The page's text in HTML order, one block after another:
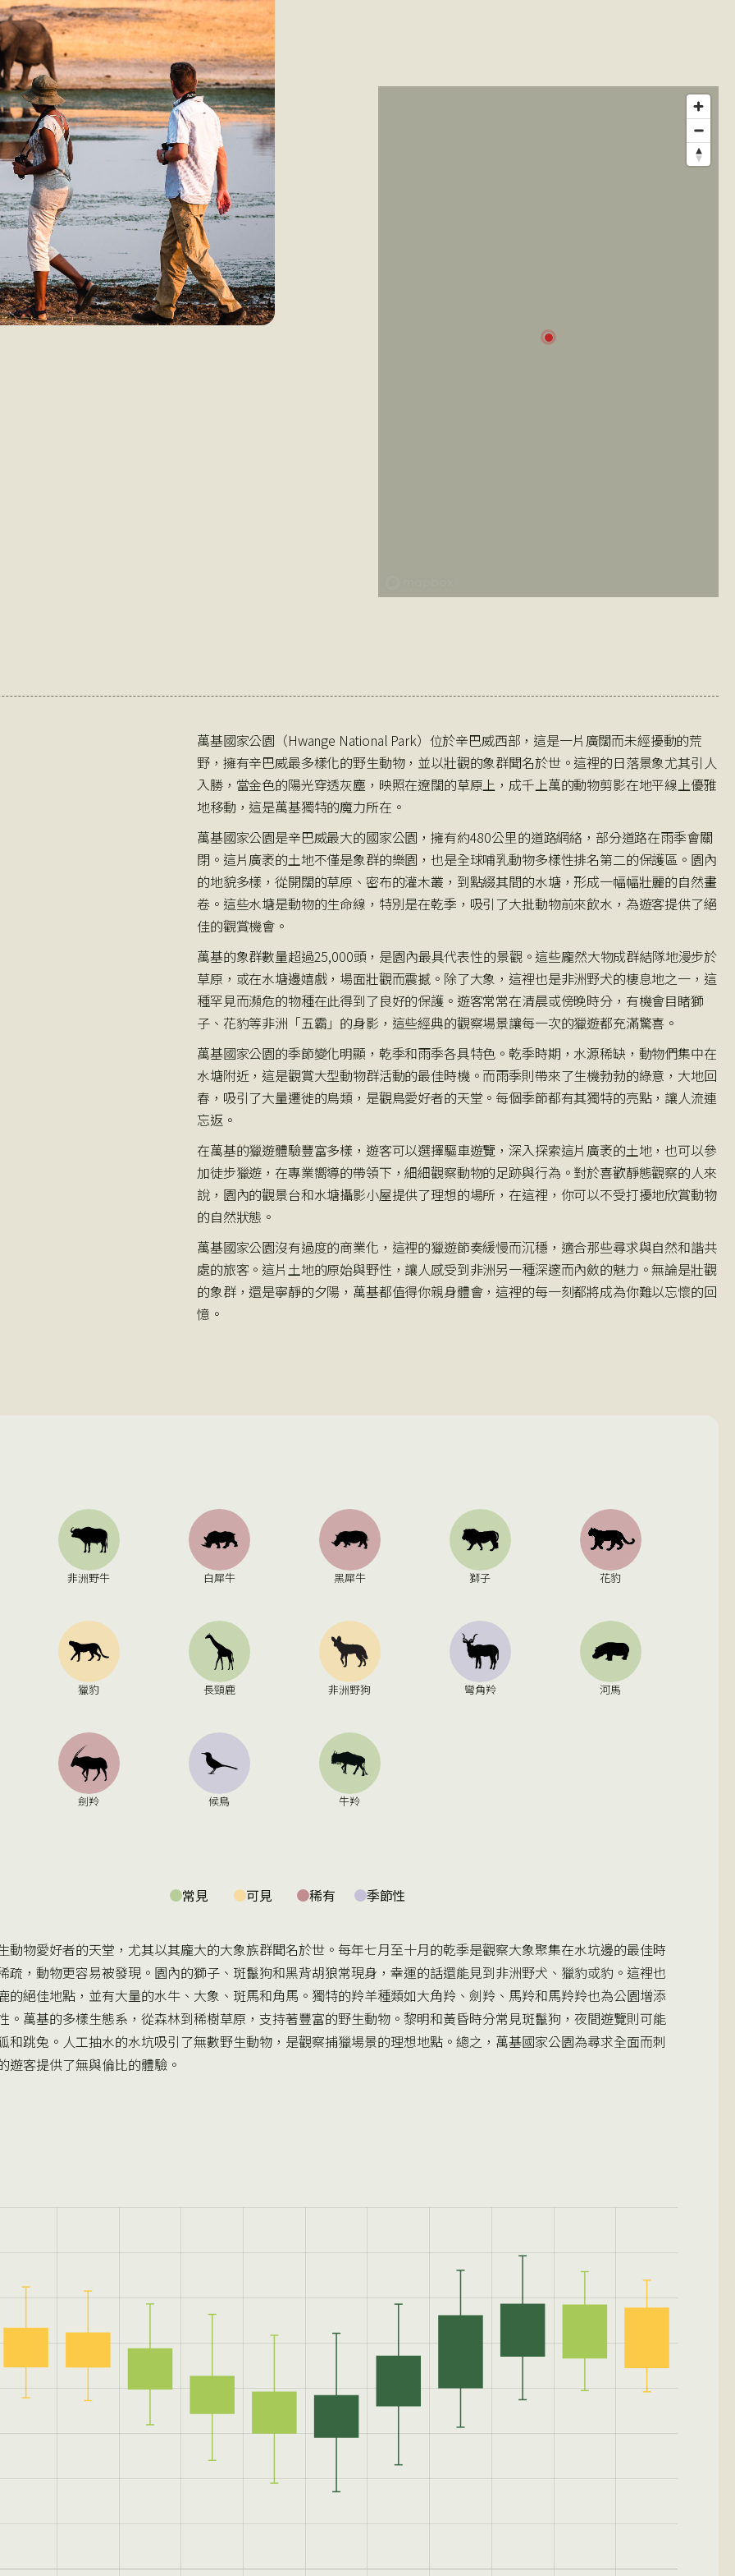
萬基國家公園（Hwange National Park）位於辛巴威西部，這是一片廣闊而未經擾動的荒
野，擁有辛巴威最多樣化的野生動物，並以壯觀的象群聞名於世。這裡的日落景象尤其引人
入勝，當金色的陽光穿透灰塵，映照在遼闊的草原上，成千上萬的動物剪影在地平線上優雅
地移動，這是萬基獨特的魔力所在。
萬基國家公園是辛巴威最大的國家公園，擁有約480公里的道路網絡，部分道路在雨季會關
閉。這片廣袤的土地不僅是象群的樂園，也是全球哺乳動物多樣性排名第二的保護區。園內
的地貌多樣，從開闊的草原、密布的灌木叢，到點綴其間的水塘，形成一幅幅壯麗的自然畫
卷。這些水塘是動物的生命線，特別是在乾季，吸引了大批動物前來飲水，為遊客提供了絕
佳的觀賞機會。
萬基的象群數量超過25,000頭，是園內最具代表性的景觀。這些龐然大物成群結隊地漫步於
草原，或在水塘邊嬉戲，場面壯觀而震撼。除了大象，這裡也是非洲野犬的棲息地之一，這
種罕見而瀕危的物種在此得到了良好的保護。遊客常常在清晨或傍晚時分，有機會目睹獅
子、花豹等非洲「五霸」的身影，這些經典的觀察場景讓每一次的獵遊都充滿驚喜。
萬基國家公園的季節變化明顯，乾季和雨季各具特色。乾季時期，水源稀缺，動物們集中在
水塘附近，這是觀賞大型動物群活動的最佳時機。而雨季則帶來了生機勃勃的綠意，大地回
春，吸引了大量遷徙的鳥類，是觀鳥愛好者的天堂。每個季節都有其獨特的亮點，讓人流連
忘返。
在萬基的獵遊體驗豐富多樣，遊客可以選擇驅車遊覽，深入探索這片廣袤的土地，也可以參
加徒步獵遊，在專業嚮導的帶領下，細細觀察動物的足跡與行為。對於喜歡靜態觀察的人來
說，園內的觀景台和水塘攝影小屋提供了理想的場所，在這裡，你可以不受打擾地欣賞動物
的自然狀態。
萬基國家公園沒有過度的商業化，這裡的獵遊節奏緩慢而沉穩，適合那些尋求與自然和諧共
處的旅客。這片土地的原始與野性，讓人感受到非洲另一種深邃而內斂的魅力。無論是壯觀
的象群，還是寧靜的夕陽，萬基都值得你親身體會，這裡的每一刻都將成為你難以忘懷的回
憶。
非洲野牛 白犀牛 黑犀牛 獅子 花豹
獵豹 長頸鹿 非洲野狗 彎角羚 河馬
劍羚 候鳥 牛羚
常見 可見 稀有 季節性
動物愛好者的天堂，尤其以其龐大的大象族群聞名於世。每年七月至十月的乾季是觀察大象聚集在水坑邊的最佳時
疏，動物更容易被發現。園內的獅子、斑鬣狗和黑背胡狼常現身，幸運的話還能見到非洲野犬、獵豹或豹。這裡也
的絕佳地點，並有大量的水牛、大象、斑馬和角馬。獨特的羚羊種類如大角羚、劍羚、馬羚和馬羚羚也為公園增添
。萬基的多樣生態系，從森林到稀樹草原，支持著豐富的野生動物。黎明和黃昏時分常見斑鬣狗，夜間遊覽則可能
和跳兔。人工抽水的水坑吸引了無數野生動物，是觀察捕獵場景的理想地點。總之，萬基國家公園為尋求全面而刺
遊客提供了無與倫比的體驗。